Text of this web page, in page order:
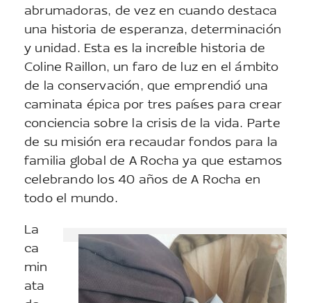
abrumadoras, de vez en cuando destaca
una historia de esperanza, determinación
y unidad. Esta es la increíble historia de
Coline Raillon, un faro de luz en el ámbito
de la conservación, que emprendió una
caminata épica por tres países para crear
conciencia sobre la crisis de la vida. Parte
de su misión era recaudar fondos para la
familia global de A Rocha ya que estamos
celebrando los 40 años de A Rocha en
todo el mundo.
La
ca
min
ata